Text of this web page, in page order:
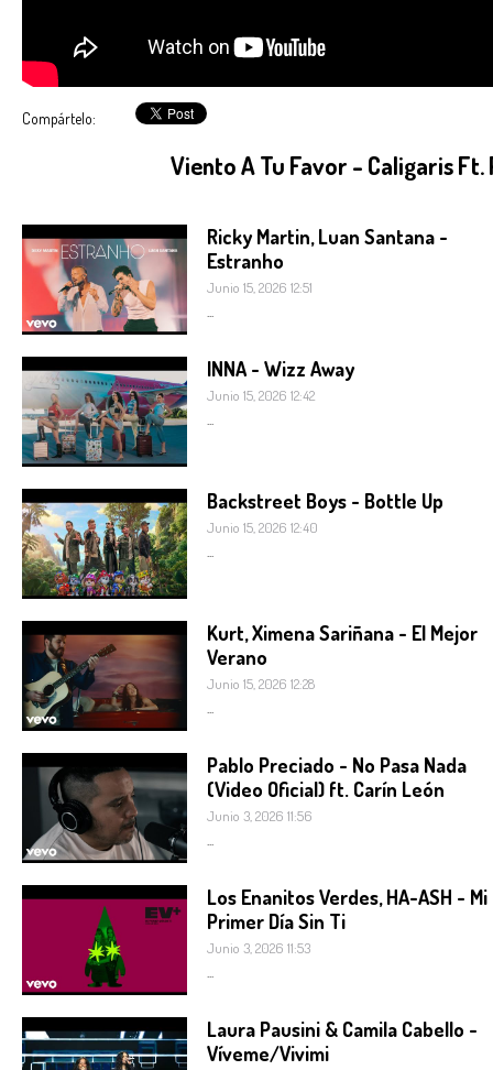
Compártelo:
Viento A Tu Favor - Caligaris Ft.
Ricky Martin, Luan Santana -
Estranho
Junio 15, 2026 12:51
INNA - Wizz Away
Junio 15, 2026 12:42
Backstreet Boys - Bottle Up
Junio 15, 2026 12:40
Kurt, Ximena Sariñana - El Mejor
Verano
Junio 15, 2026 12:28
Pablo Preciado - No Pasa Nada
(Video Oficial) ft. Carín León
Junio 3, 2026 11:56
Los Enanitos Verdes, HA-ASH - Mi
Primer Día Sin Ti
Junio 3, 2026 11:53
Laura Pausini & Camila Cabello -
Víveme/Vivimi